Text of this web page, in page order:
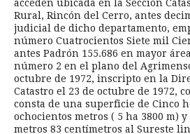
acceden ubicada en la Sección
Rural, Rincón del Cerro, antes
judicial de dicho departamento,
número Cuatrocientos Siete mil
antes Padrón 155.686 en mayor
número 2 en el plano del
octubre de 1972, inscripto en la
Catastro el 23 de octubre de 1972,
consta de una superficie de Cinco
ochocientos metros ( 5 ha 3800 m)
metros 83 centímetros al Sureste